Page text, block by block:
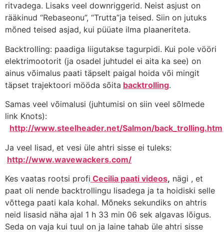
ritvadega. Lisaks veel downriggerid. Neist asjust on
rääkinud “Rebaseonu”, “Trutta”ja teised. Siin on jutuks
mõned teised asjad, kui püüate ilma plaaneriteta.
Backtrolling: paadiga liigutakse tagurpidi. Kui pole vööri
elektrimootorit (ja osadel juhtudel ei aita ka see) on
ainus võimalus paati täpselt paigal hoida või mingit
täpset trajektoori mööda sõita backtrolling.
Samas veel võimalusi (juhtumisi on siin veel sõlmede
link Knots):
http://www.steelheader.net/Salmon/back_trolling.htm
Ja veel lisad, et vesi üle ahtri sisse ei tuleks:
http://www.wavewackers.com/
Kes vaatas rootsi profi Cecilia paati videos, nägi , et
paat oli nende backtrollingu lisadega ja ta hoidiski selle
võttega paati kala kohal. Mõneks sekundiks on ahtris
neid lisasid näha ajal 1 h 33 min 06 sek algavas lõigus.
Seda on vaja kui tuul on ja laine tahab üle ahtri sisse